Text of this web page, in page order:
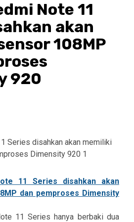
Note 11
akan
108MP
920
11 Series hanya berbaki dua